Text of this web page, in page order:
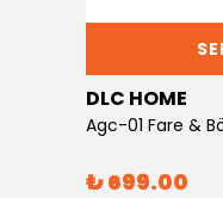
DLC HOME
Agc-01 Fare &
₺ 699.00